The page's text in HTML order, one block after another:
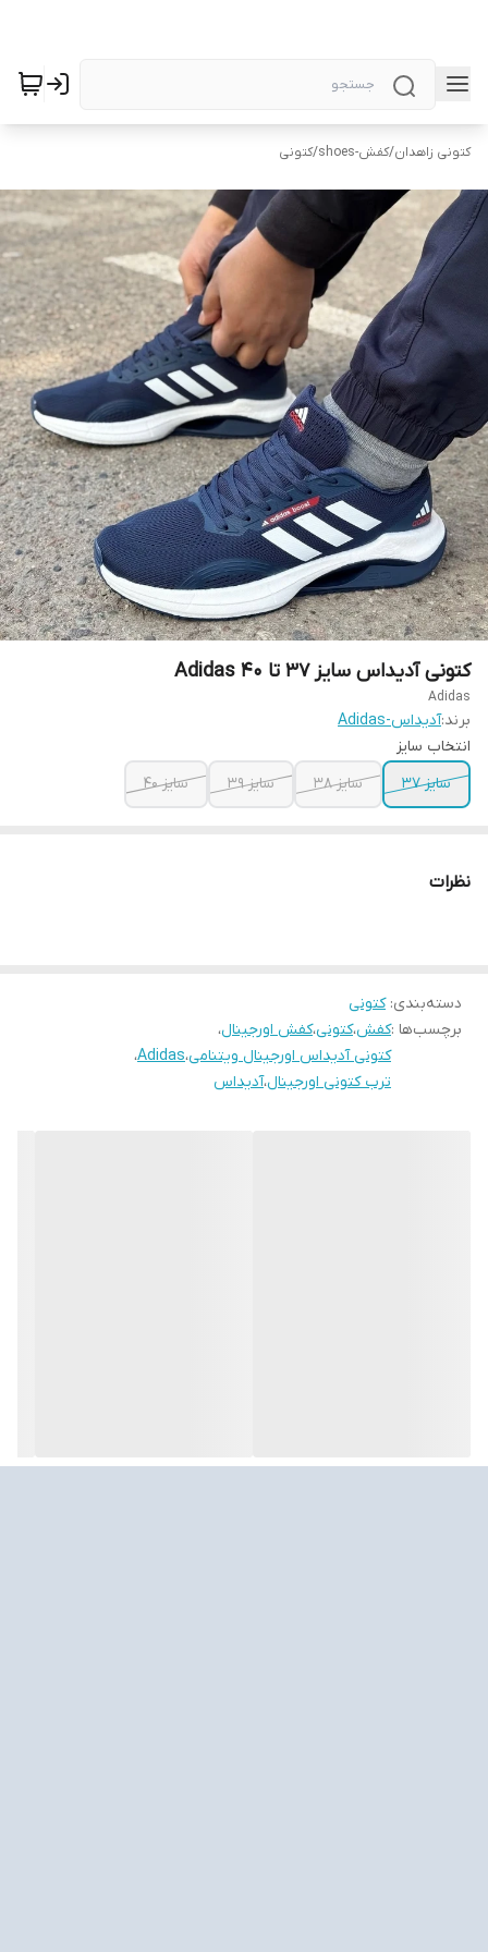
کتونی زاهدان/کفش-shoes /کتونی
کتونی آدیداس سایز ۳۷ تا ۴۰ Adidas
Adidas
برند:آدیداس-Adidas
انتخاب سایز
سایز ۳۷
سایز ۳۸ سایز ۳۹ سایز ۴۰
نظرات
دسته‌بندی:کتونی
برچسب‌ها :کفش،کتونی،کفش اورجینال،
کتونی آدیداس اورجینال ویتنامی،Adidas،
ترب کتونی اورجینال،آدیداس